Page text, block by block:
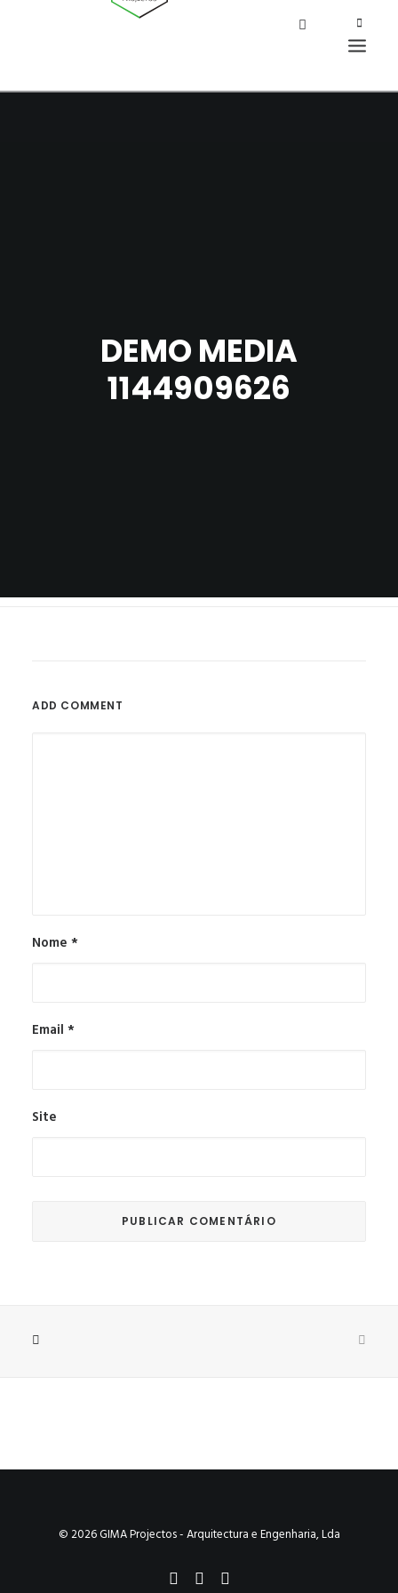
DEMO MEDIA
1144909626
ADD COMMENT
Nome *
Email *
Site
© 2026 GIMA Projectos - Arquitectura e Engenharia, Lda